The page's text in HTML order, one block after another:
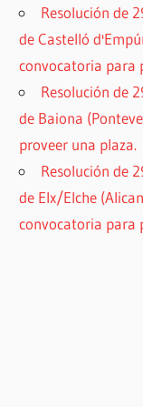
Resolución de
de Castelló
convocatoria para
Resolución de
de Baiona
proveer una plaza.
Resolución de
de Elx/Elche
convocatoria para